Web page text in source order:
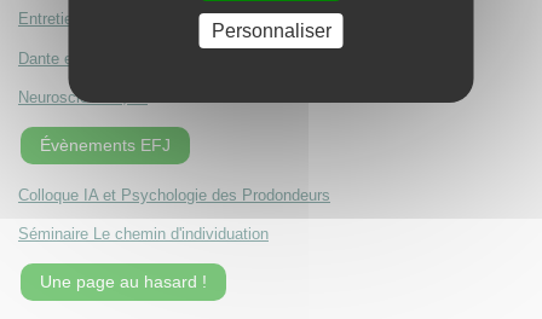
Entretien avec Nathan Fraikin
Dante et l'amour
Neurosciences, IA
Évènements EFJ
Colloque IA et Psychologie des Prodondeurs
Séminaire Le chemin d'individuation
Une page au hasard !
Personnaliser